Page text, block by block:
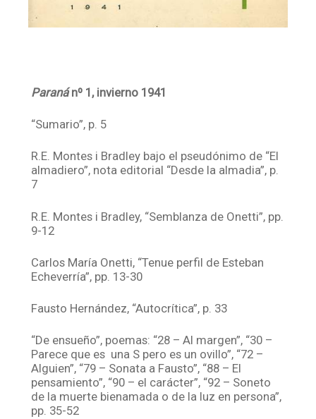
Paranánº 1, invierno 1941
“Sumario”, p. 5
R.E. Montes i Bradley bajo el pseudónimo de “El
almadiero”, nota editorial “Desde la almadia”, p.
7
R.E. Montes i Bradley, “Semblanza de Onetti”, pp.
9-12
Carlos María Onetti, “Tenue perfil de Esteban
Echeverría”, pp. 13-30
Fausto Hernández, “Autocrítica”, p. 33
“De ensueño”, poemas: “28 – Al margen”, “30 –
Parece que es una S pero es un ovillo”, “72 –
Alguien”, “79 – Sonata a Fausto”, “88 – El
pensamiento”, “90 – el carácter”, “92 – Soneto
de la muerte bienamada o de la luz en persona”,
pp. 35-52